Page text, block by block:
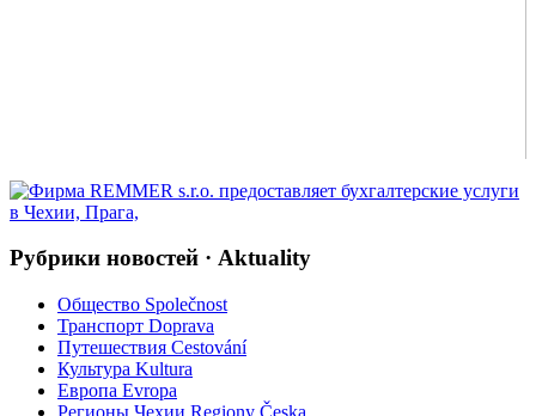
Рубрики новостей · Aktuality
Общество Společnost
Транспорт Doprava
Путешествия Cestování
Культура Kultura
Европа Evropa
Регионы Чехии Regiony Česka